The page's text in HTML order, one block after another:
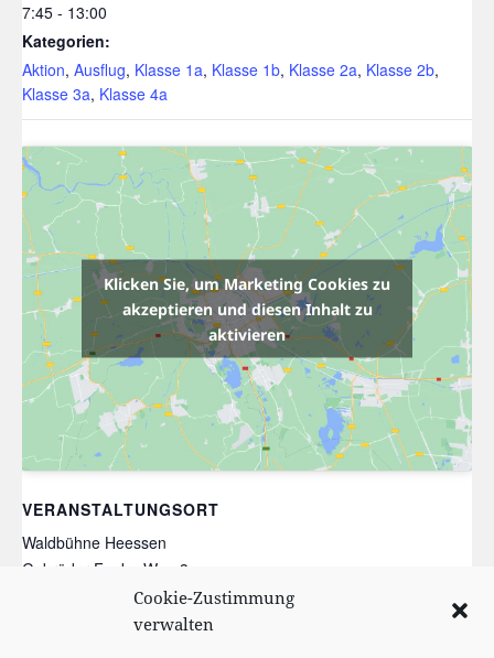
Cookie-Zustimmung
verwalten
7:45 - 13:00
Kategorien:
Aktion, Ausflug, Klasse 1a, Klasse 1b, Klasse 2a, Klasse 2b,
Klasse 3a, Klasse 4a
VERANSTALTUNGSORT
Waldbühne Heessen
Gebrüder-Funke-Weg 3
59073 Germany
Veranstaltungsort-Website anzeigen
Klicken Sie, um Marketing Cookies zu
akzeptieren und diesen Inhalt zu
aktivieren